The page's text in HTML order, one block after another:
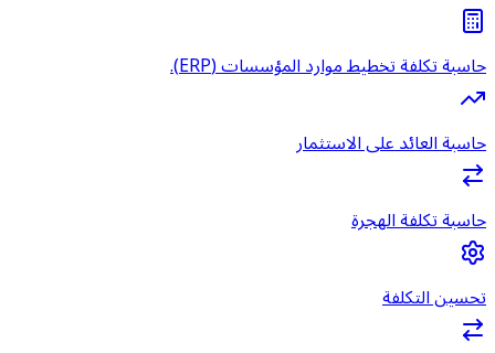
حاسبة تكلفة تخطيط موارد المؤسسات (ERP).
حاسبة العائد على الاستثمار
حاسبة تكلفة الهجرة
تحسين التكلفة